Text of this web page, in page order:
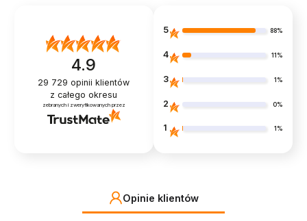
4.9
29 729 opinii klientów
z całego okresu
zebranych i zweryfikowanych przez
5 88%
4 11%
3 1%
2 0%
1 1%
Opinie klientów